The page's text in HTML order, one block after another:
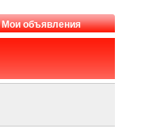
Мои объявления